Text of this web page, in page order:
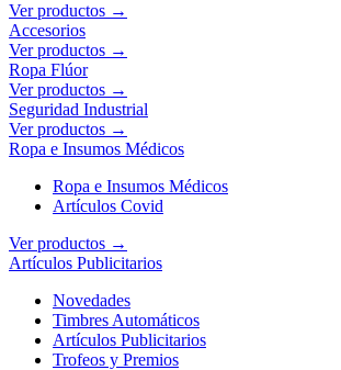
Ver productos →
Accesorios
Ver productos →
Ropa Flúor
Ver productos →
Seguridad Industrial
Ver productos →
Ropa e Insumos Médicos
Ropa e Insumos Médicos
Artículos Covid
Ver productos →
Artículos Publicitarios
Novedades
Timbres Automáticos
Artículos Publicitarios
Trofeos y Premios